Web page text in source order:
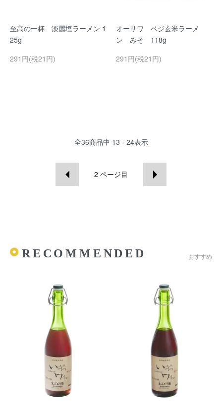
至高の一杯 淡麗塩ラーメン 1
25g
291円(税21円)
オーサワ ベジ玄米ラーメ
ン みそ 118g
291円(税21円)
全36商品中 13 - 24表示
2 ページ目
RECOMMENDED おすすめ